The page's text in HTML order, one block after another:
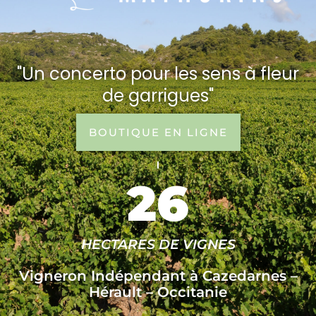
"Un concerto pour les sens à fleur
de garrigues"
BOUTIQUE EN LIGNE
HECTARES DE VIGNES
26
Vigneron Indépendant à Cazedarnes –
Hérault – Occitanie